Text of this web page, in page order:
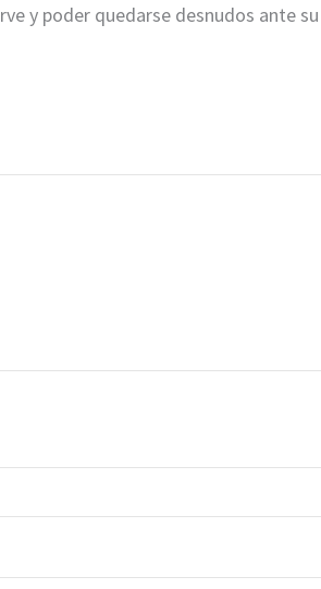
y poder quedarse desnudos ante